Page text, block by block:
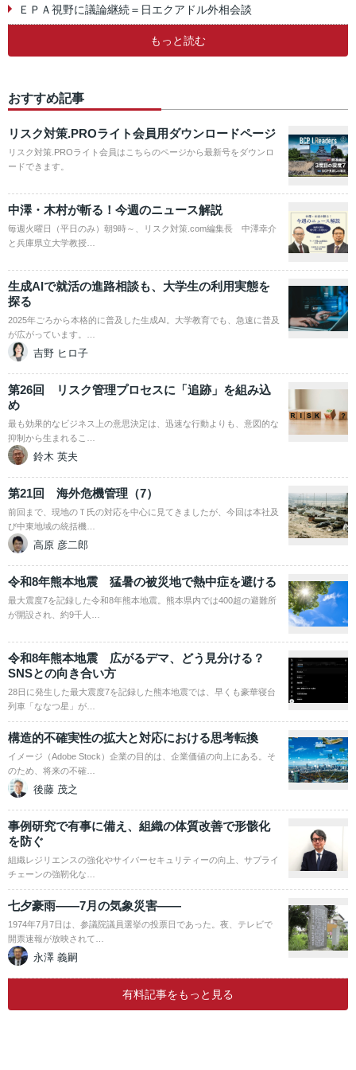
ＥＰＡ視野に議論継続＝日エクアドル外相会談
もっと読む
おすすめ記事
リスク対策.PROライト会員用ダウンロードページ
リスク対策.PROライト会員はこちらのページから最新号をダウンロ
ードできます。
中澤・木村が斬る！今週のニュース解説
毎週火曜日（平日のみ）朝9時～、リスク対策.com編集長 中澤幸介
と兵庫県立大学教授…
生成AIで就活の進路相談も、大学生の利用実態を
探る
2025年ごろから本格的に普及した生成AI。大学教育でも、急速に普及
が広がっています。…
吉野 ヒロ子
第26回 リスク管理プロセスに「追跡」を組み込
め
最も効果的なビジネス上の意思決定は、迅速な行動よりも、意図的な
抑制から生まれるこ…
鈴木 英夫
第21回 海外危機管理（7）
前回まで、現地のＴ氏の対応を中心に見てきましたが、今回は本社及
び中東地域の統括機…
高原 彦二郎
令和8年熊本地震 猛暑の被災地で熱中症を避ける
最大震度7を記録した令和8年熊本地震。熊本県内では400超の避難所
が開設され、約9千人…
令和8年熊本地震 広がるデマ、どう見分ける？
SNSとの向き合い方
28日に発生した最大震度7を記録した熊本地震では、早くも豪華寝台
列車「ななつ星」が…
構造的不確実性の拡大と対応における思考転換
イメージ（Adobe Stock）企業の目的は、企業価値の向上にある。そ
のため、将来の不確…
後藤 茂之
事例研究で有事に備え、組織の体質改善で形骸化
を防ぐ
組織レジリエンスの強化やサイバーセキュリティーの向上、サプライ
チェーンの強靭化な…
七夕豪雨――7月の気象災害――
1974年7月7日は、参議院議員選挙の投票日であった。夜、テレビで
開票速報が放映されて…
永澤 義嗣
有料記事をもっと見る